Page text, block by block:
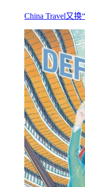
China Travel又